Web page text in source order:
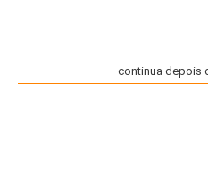
continua depois